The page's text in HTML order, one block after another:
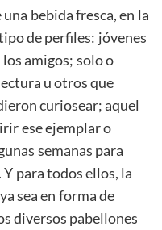
bebida fresca, en la
de perfiles: jóvenes
amigos; solo o
u otros que
curiosear; aquel
ese ejemplar o
semanas para
para todos ellos, la
sea en forma de
diversos pabellones